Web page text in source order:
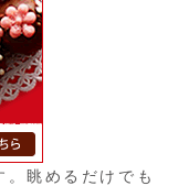
眺めるだけでも